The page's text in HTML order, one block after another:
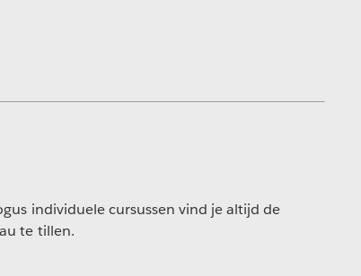
individuele cursussen vind je altijd de
te tillen.